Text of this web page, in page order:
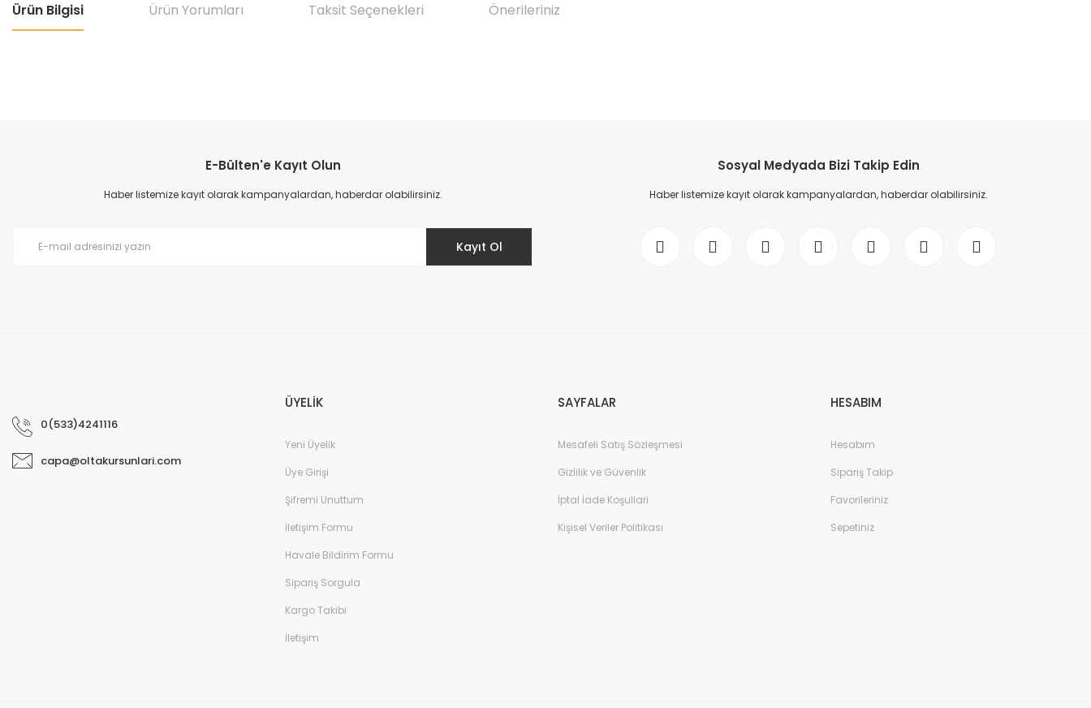
Ürün Bilgisi Ürün Yorumları Taksit Seçenekleri Önerileriniz
Ürün resmi kalitesiz, bozuk veya görüntülenemiyor.
Ürün açıklamasında eksik bilgiler bulunuyor.
E-Bülten'e Kayıt Olun
Haber listemize kayıt olarak kampanyalardan, haberdar olabilirsiniz.
Kayıt Ol
Sosyal Medyada Bizi Takip Edin
Haber listemize kayıt olarak kampanyalardan, haberdar olabilirsiniz.
0(533)4241116
capa@oltakursunlari.com
ÜYELİK
Yeni Üyelik
Üye Girişi
Şifremi Unuttum
İletişim Formu
Havale Bildirim Formu
Sipariş Sorgula
Kargo Takibi
İletişim
SAYFALAR
Mesafeli Satış Sözleşmesi
Gizlilik ve Güvenlik
İptal İade Koşullari
Kişisel Veriler Politikası
HESABIM
Hesabım
Sipariş Takip
Favorileriniz
Sepetiniz